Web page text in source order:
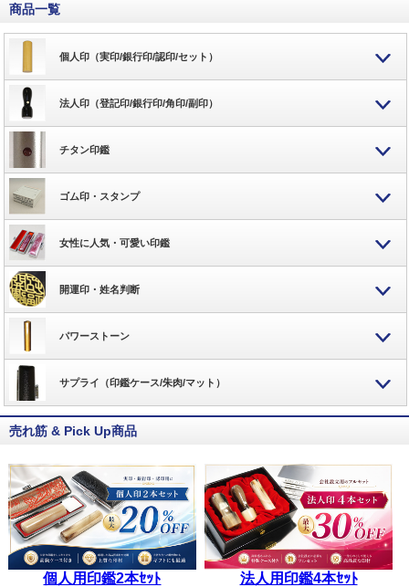
商品一覧
個人印（実印/銀行印/認印/セット）
法人印（登記印/銀行印/角印/副印）
チタン印鑑
ゴム印・スタンプ
女性に人気・可愛い印鑑
開運印・姓名判断
パワーストーン
サプライ（印鑑ケース/朱肉/マット）
売れ筋 & Pick Up商品
個人用印鑑2本ｾｯﾄ 法人用印鑑4本ｾｯﾄ